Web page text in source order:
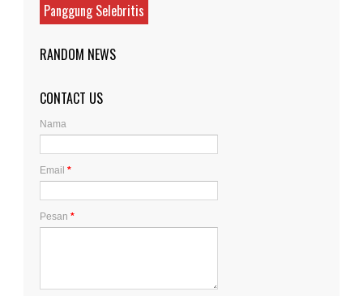
Panggung Selebritis
RANDOM NEWS
CONTACT US
Nama
Email *
Pesan *